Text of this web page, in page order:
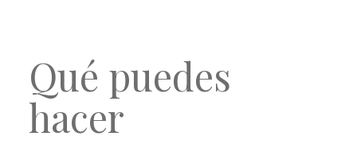
Qué puedes
hacer